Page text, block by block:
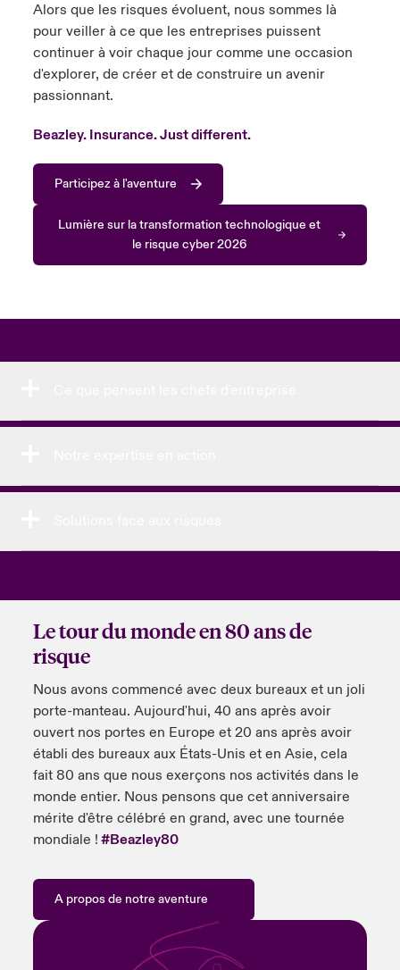
Alors que les risques évoluent, nous sommes là
pour veiller à ce que les entreprises puissent
continuer à voir chaque jour comme une occasion
d'explorer, de créer et de construire un avenir
passionnant.
Beazley. Insurance. Just different.
Participez à l'aventure
Lumière sur la transformation technologique et
le risque cyber 2026
Le tour du monde en 80 ans de
risque
Nous avons commencé avec deux bureaux et un joli
porte-manteau. Aujourd'hui, 40 ans après avoir
ouvert nos portes en Europe et 20 ans après avoir
établi des bureaux aux États-Unis et en Asie, cela
fait 80 ans que nous exerçons nos activités dans le
monde entier. Nous pensons que cet anniversaire
mérite d'être célébré en grand, avec une tournée
mondiale ! #Beazley80
A propos de notre aventure